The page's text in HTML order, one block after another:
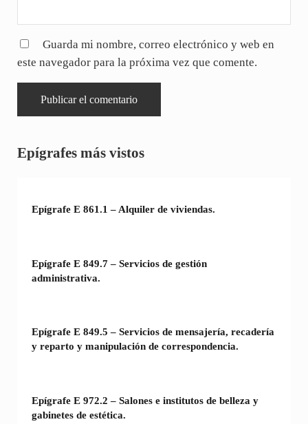
Guarda mi nombre, correo electrónico y web en
este navegador para la próxima vez que comente.
Sidebar
Epígrafes más vistos
Epígrafe E 861.1 – Alquiler de viviendas.
Epígrafe E 849.7 – Servicios de gestión
administrativa.
Epígrafe E 849.5 – Servicios de mensajería, recadería
y reparto y manipulación de correspondencia.
Epígrafe E 972.2 – Salones e institutos de belleza y
gabinetes de estética.